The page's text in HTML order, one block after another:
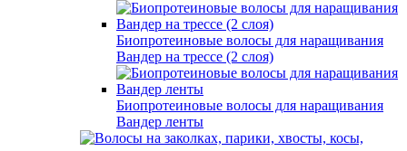
Биопротеиновые волосы для наращивания
Вандер на трессе (2 слоя)
Биопротеиновые волосы для наращивания
Вандер ленты